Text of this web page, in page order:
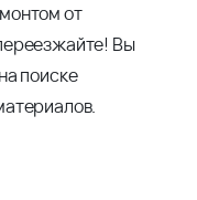
от
Вы
поиске